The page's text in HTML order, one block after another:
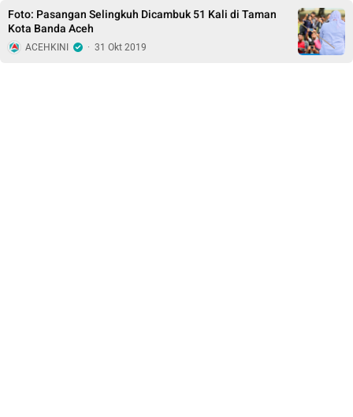
Foto: Pasangan Selingkuh Dicambuk 51 Kali di Taman
Kota Banda Aceh
ACEHKINI · 31 Okt 2019